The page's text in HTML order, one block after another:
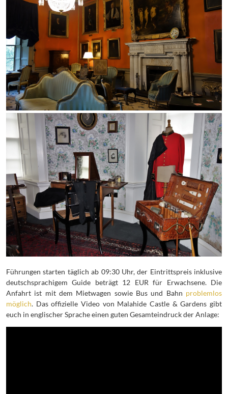
Führungen starten täglich ab 09:30 Uhr, der Eintrittspreis inklusive
deutschsprachigem Guide beträgt 12 EUR für Erwachsene. Die
Anfahrt ist mit dem Mietwagen sowie Bus und Bahn problemlos
möglich. Das offizielle Video von Malahide Castle & Gardens gibt
euch in englischer Sprache einen guten Gesamteindruck der Anlage: